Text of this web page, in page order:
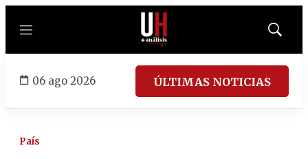
Menú
Mostrar
06 ago 2026 ÚLTIMAS NOTICIAS
País